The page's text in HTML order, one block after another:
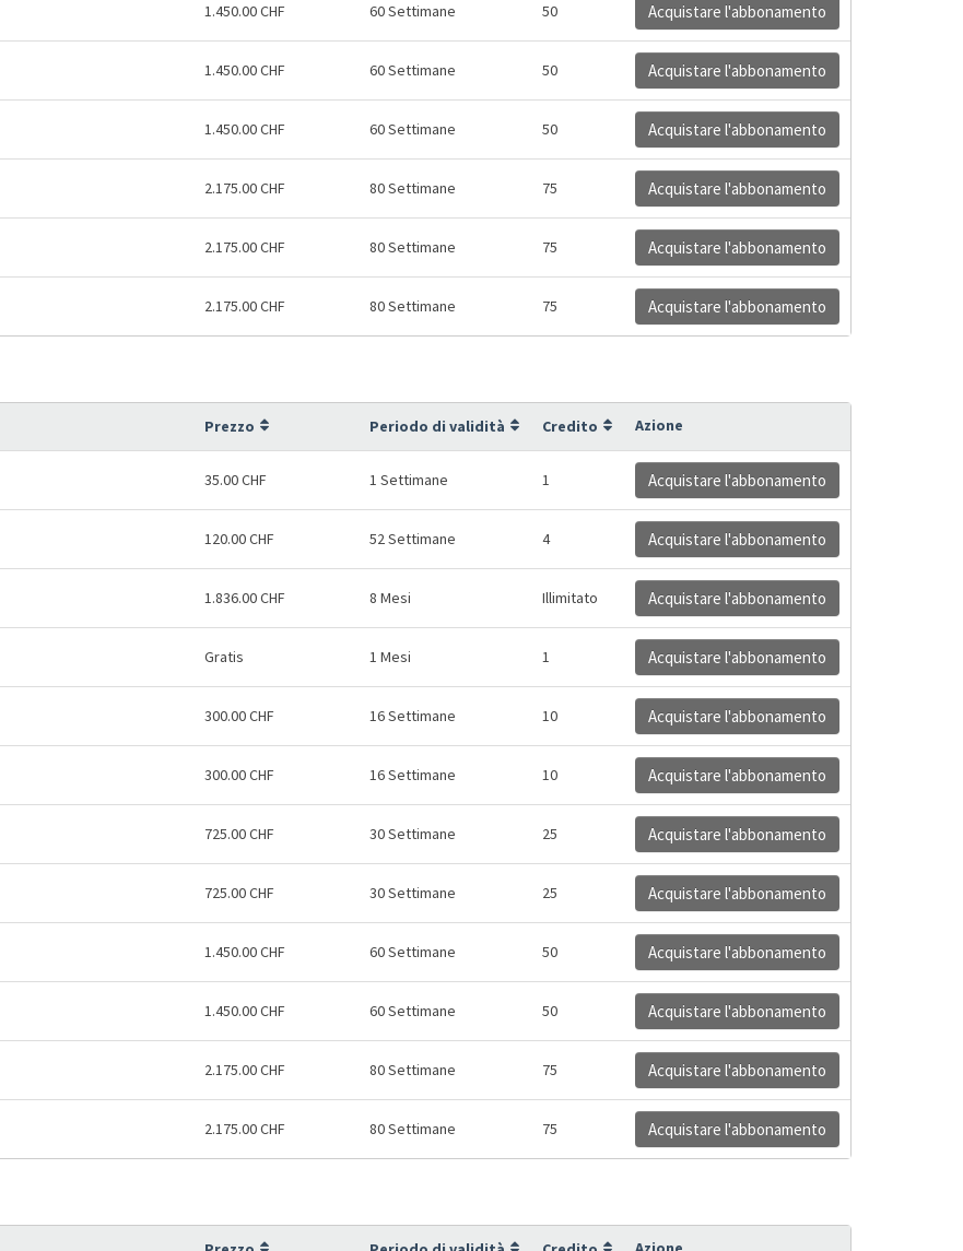
1.450.00 CHF 60 Settimane 50 Acquistare l'abbonamento
1.450.00 CHF 60 Settimane 50 Acquistare l'abbonamento
1.450.00 CHF 60 Settimane 50 Acquistare l'abbonamento
2.175.00 CHF 80 Settimane 75 Acquistare l'abbonamento
2.175.00 CHF 80 Settimane 75 Acquistare l'abbonamento
2.175.00 CHF 80 Settimane 75 Acquistare l'abbonamento
Prezzo Periodo di validità Credito Azione
35.00 CHF 1 Settimane 1 Acquistare l'abbonamento
120.00 CHF 52 Settimane 4 Acquistare l'abbonamento
1.836.00 CHF 8 Mesi Illimitato Acquistare l'abbonamento
Gratis 1 Mesi 1 Acquistare l'abbonamento
300.00 CHF 16 Settimane 10 Acquistare l'abbonamento
300.00 CHF 16 Settimane 10 Acquistare l'abbonamento
725.00 CHF 30 Settimane 25 Acquistare l'abbonamento
725.00 CHF 30 Settimane 25 Acquistare l'abbonamento
1.450.00 CHF 60 Settimane 50 Acquistare l'abbonamento
1.450.00 CHF 60 Settimane 50 Acquistare l'abbonamento
2.175.00 CHF 80 Settimane 75 Acquistare l'abbonamento
2.175.00 CHF 80 Settimane 75 Acquistare l'abbonamento